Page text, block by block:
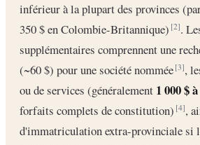
inférieur à la plupart des provinces
350 $ en Colombie-Britannique)[2].
supplémentaires comprennent une
(~60 $) pour une société nommée[3],
ou de services (généralement 1 000 $
forfaits complets de constitution)[4],
d'immatriculation extra-provinciale si